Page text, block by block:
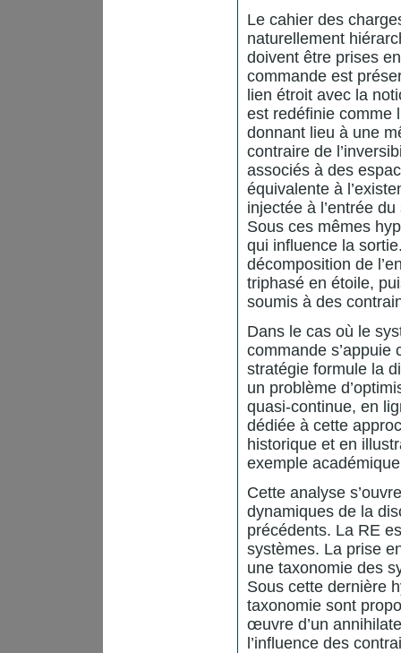
Le cahier des
naturellement
doivent être prises
commande est
lien étroit avec la
est redéfinie comme
donnant lieu à une
contraire de
associés à des
équivalente à
injectée à l’entrée
Sous ces mêmes
qui influence la
décomposition de
triphasé en étoile,
soumis à des
Dans le cas où le
commande s’appuie
stratégie formule la
un problème
quasi-continue, en
dédiée à cette
historique et en
exemple
Cette analyse
dynamiques de la
précédents. La RE
systèmes. La prise
une taxonomie des
Sous cette dernière
taxonomie sont
œuvre d’un
l’influence des